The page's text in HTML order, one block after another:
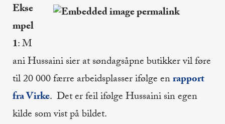
Ekse
mpel
1: M
ani Hussaini sier at søndagsåpne butikker vil føre
til 20 000 færre arbeidsplasser ifølge enrapport
fra Virke. Det er feil ifølge Hussaini sin egen
kilde som vist på bildet.